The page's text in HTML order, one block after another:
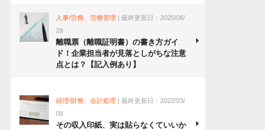
人事/労務、労務管理 | 最終更新日：2025/08/
28
離職票（離職証明書）の書き方ガイ
ド！企業担当者が見落としがちな注意
点とは？【記入例あり】
経理/財務、会計処理 | 最終更新日：2022/03/
08
その収入印紙、実は貼らなくていいか